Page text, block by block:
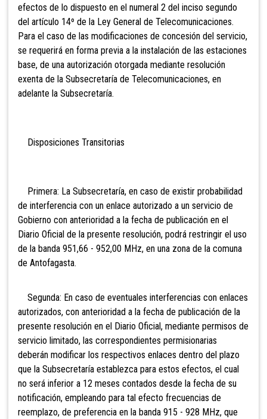
efectos de lo dispuesto en el numeral 2 del inciso segundo
del artículo 14º de la Ley General de Telecomunicaciones.
Para el caso de las modificaciones de concesión del servicio,
se requerirá en forma previa a la instalación de las estaciones
base, de una autorización otorgada mediante resolución
exenta de la Subsecretaría de Telecomunicaciones, en
adelante la Subsecretaría.
Disposiciones Transitorias
Primera: La Subsecretaría, en caso de existir probabilidad
de interferencia con un enlace autorizado a un servicio de
Gobierno con anterioridad a la fecha de publicación en el
Diario Oficial de la presente resolución, podrá restringir el uso
de la banda 951,66 - 952,00 MHz, en una zona de la comuna
de Antofagasta.
Segunda: En caso de eventuales interferencias con enlaces
autorizados, con anterioridad a la fecha de publicación de la
presente resolución en el Diario Oficial, mediante permisos de
servicio limitado, las correspondientes permisionarias
deberán modificar los respectivos enlaces dentro del plazo
que la Subsecretaría establezca para estos efectos, el cual
no será inferior a 12 meses contados desde la fecha de su
notificación, empleando para tal efecto frecuencias de
reemplazo, de preferencia en la banda 915 - 928 MHz, que